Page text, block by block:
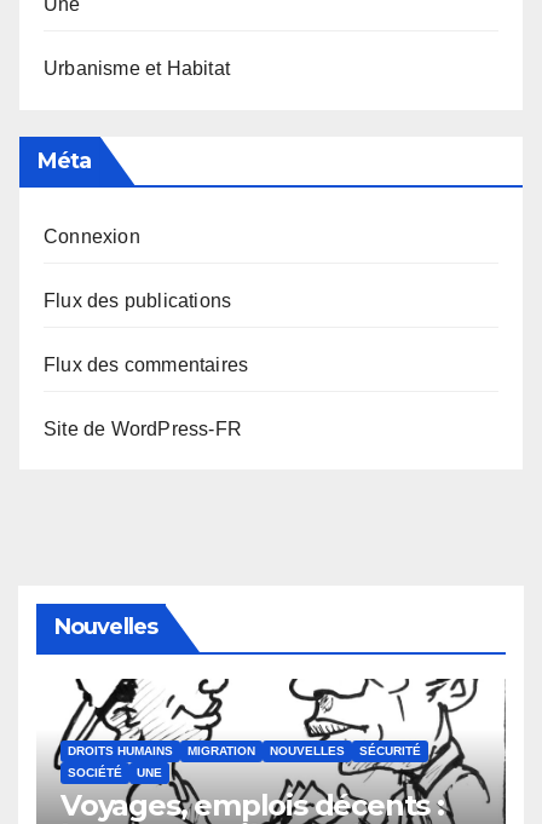
Urbanisme et Habitat
Méta
Connexion
Flux des publications
Flux des commentaires
Site de WordPress-FR
Nouvelles
DROITS HUMAINS MIGRATION NOUVELLES
SÉCURITÉ
SOCIÉTÉ
UNE
Voyages, emplois décents :